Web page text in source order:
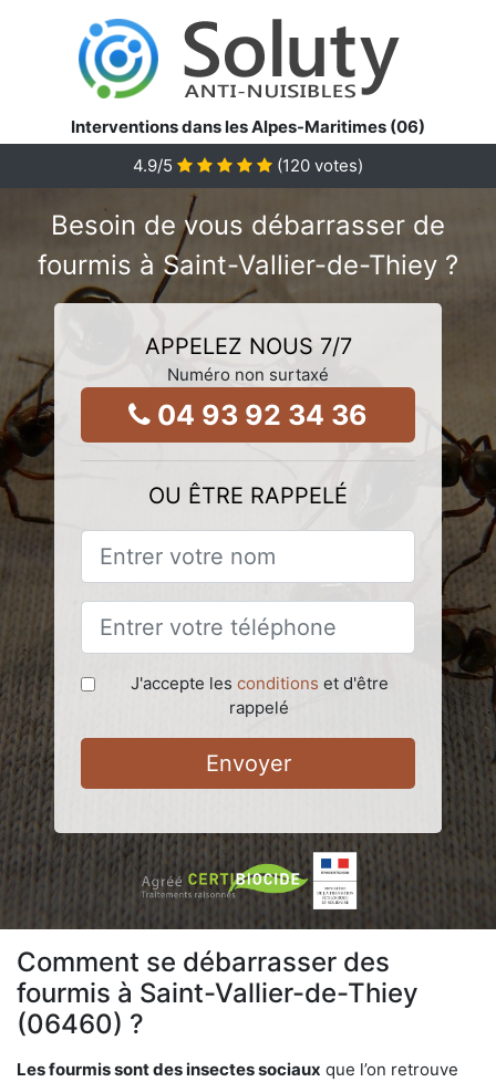
Interventions dans les Alpes-Maritimes (06)
4.9/5 (120 votes)
Besoin de vous débarrasser de
fourmis à Saint-Vallier-de-Thiey ?
APPELEZ NOUS 7/7
Numéro non surtaxé
04 93 92 34 36
OU ÊTRE RAPPELÉ
J'accepte les conditions et d'être
rappelé
Envoyer
Comment se débarrasser des
fourmis à Saint-Vallier-de-Thiey
(06460) ?
Les fourmis sont des insectes sociaux que l’on retrouve